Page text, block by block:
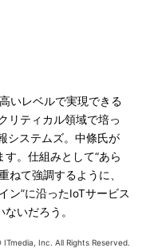
いレベルで実現できる
リティカル領域で培っ
システムズ。中條氏が
す。仕組みとして“あら
ねて強調するように、
ン”に沿ったIoTサービス
いだろう。
Inc. All Rights Reserved.